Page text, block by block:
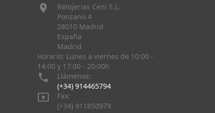

Relojerias Ceni S.L.
Ponzano 4
28010 Madrid
España
Madrid
Horario: Lunes a viernes de 10:00 -
14:00 y 17:00 - 20:00h

Llámenos:
(+34) 914465794

Fax:
(+34) 911850979